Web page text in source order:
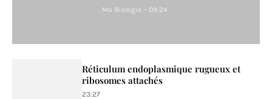
Ma Biologie - 09:24
Réticulum endoplasmique rugueux et
ribosomes attachés
23:27